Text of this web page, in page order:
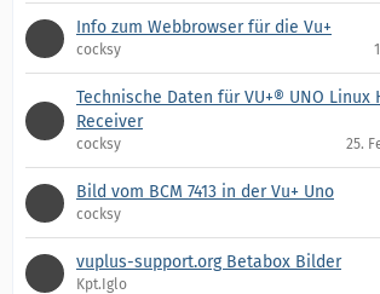
Info zum Webbrowser für die Vu+
cocksy
Technische Daten für VU+® UNO Linux
Receiver
cocksy 25.
Bild vom BCM 7413 in der Vu+ Uno
cocksy
vuplus-support.org Betabox Bilder
Kpt.Iglo